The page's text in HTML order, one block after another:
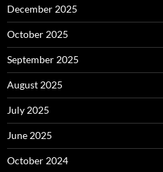
December 2025
October 2025
September 2025
August 2025
July 2025
June 2025
October 2024